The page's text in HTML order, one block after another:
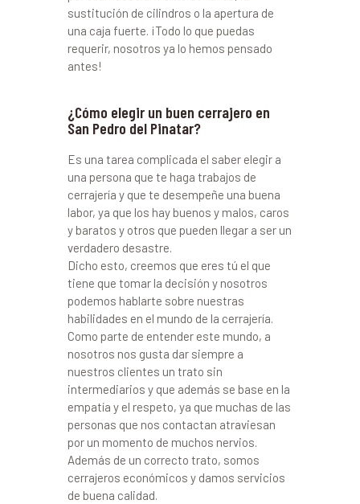
sustitución de cilindros o la apertura de
una caja fuerte. ¡Todo lo que puedas
requerir, nosotros ya lo hemos pensado
antes!
¿Cómo elegir un buen cerrajero en
San Pedro del Pinatar?
Es una tarea complicada el saber elegir a
una persona que te haga trabajos de
cerrajería y que te desempeñe una buena
labor, ya que los hay buenos y malos, caros
y baratos y otros que pueden llegar a ser un
verdadero desastre.
Dicho esto, creemos que eres tú el que
tiene que tomar la decisión y nosotros
podemos hablarte sobre nuestras
habilidades en el mundo de la cerrajería.
Como parte de entender este mundo, a
nosotros nos gusta dar siempre a
nuestros clientes un trato sin
intermediarios y que además se base en la
empatía y el respeto, ya que muchas de las
personas que nos contactan atraviesan
por un momento de muchos nervios.
Además de un correcto trato, somos
cerrajeros económicos y damos servicios
de buena calidad.